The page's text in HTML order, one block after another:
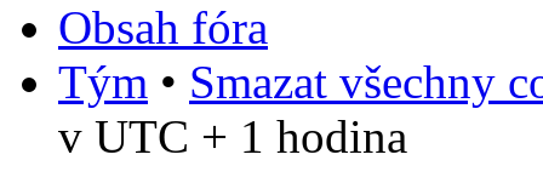
Obsah fóra
Tým • Smazat všechny
v UTC + 1 hodina